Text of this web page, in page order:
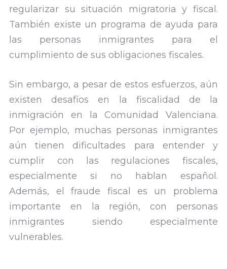
regularizar su situación migratoria y fiscal.
También existe un programa de ayuda para
las personas inmigrantes para el
cumplimiento de sus obligaciones fiscales.
Sin embargo, a pesar de estos esfuerzos, aún
existen desafíos en la fiscalidad de la
inmigración en la Comunidad Valenciana.
Por ejemplo, muchas personas inmigrantes
aún tienen dificultades para entender y
cumplir con las regulaciones fiscales,
especialmente si no hablan español.
Además, el fraude fiscal es un problema
importante en la región, con personas
inmigrantes siendo especialmente
vulnerables.